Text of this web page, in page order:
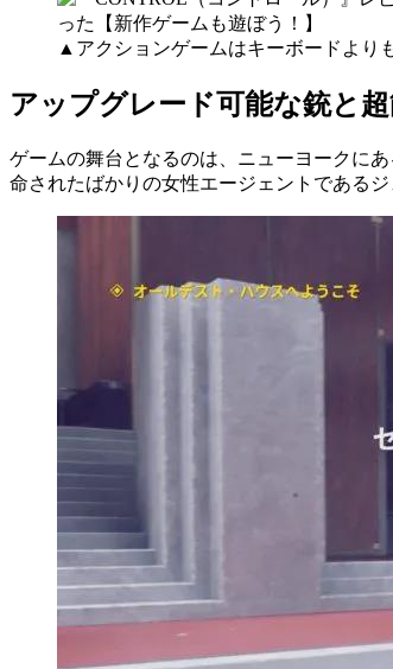
▲アクションゲームはキーボードより
アップグレード可能な銃と
ゲームの舞台となるのは、ニューヨークに
命されたばかりの女性エージェントである